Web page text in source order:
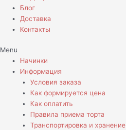
Блог
Доставка
Контакты
Menu
Начинки
Информация
Условия заказа
Как формируется цена
Как оплатить
Правила приема торта
Транспортировка и хранение